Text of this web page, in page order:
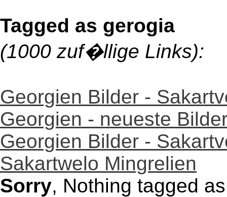
Tagged as gerogia
(1000 zuf�llige Links):
Georgien Bilder -
Georgien - neueste
Georgien Bilder -
Sakartwelo Mingrelien
Sorry, Nothing tagged